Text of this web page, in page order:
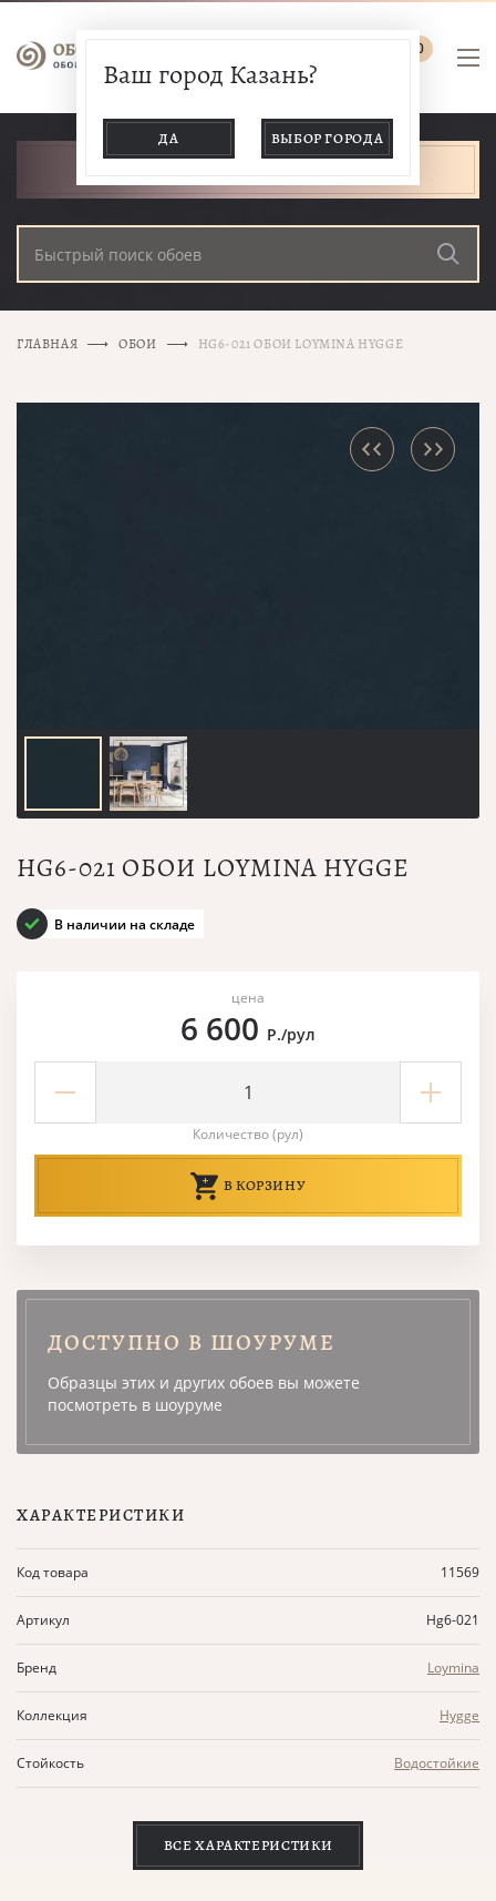
0
Ваш город Казань?
ДА ВЫБОР ГОРОДА
ГЛАВНАЯ ОБОИ HG6-021 ОБОИ LOYMINA HYGGE
HG6-021 ОБОИ LOYMINA HYGGE
В наличии на складе
цена
6 600 Р./рул
Количество (рул)
В КОРЗИНУ
ДОСТУПНО В ШОУРУМЕ
Образцы этих и других обоев вы можете
посмотреть в шоуруме
ХАРАКТЕРИСТИКИ
Код товара 11569
Артикул Hg6-021
Бренд Loymina
Коллекция Hygge
Стойкость Водостойкие
ВСЕ ХАРАКТЕРИСТИКИ